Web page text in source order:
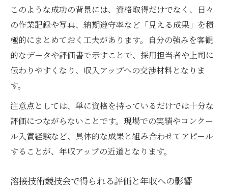
資格と成果を組み合わせたキャリアアップ
戦略
資格と溶接成果を転職にどう活用するか
溶接資格と成果を組み合わせた転職成功術
履歴書で伝える溶接成果と資格取得のポイ
転職活動で活きる溶接技術競技会の経験
溶接試験合格をアピールする履歴書の書き
方
法
このような成功の背景には、資格取得だけでなく、日々
の作業記録や写真、納期遵守率など「見える成果」を積
極的にまとめておく工夫があります。自分の強みを客観
的なデータや評価書で示すことで、採用担当者や上司に
伝わりやすくなり、収入アップへの交渉材料となりま
す。
注意点としては、単に資格を持っているだけでは十分な
評価につながらないことです。現場での実績やコンクー
ル入賞経験など、具体的な成果と組み合わせてアピール
することが、年収アップの近道となります。
溶接技術競技会で得られる評価と年収への影響